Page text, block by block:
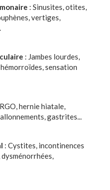
: Sinusites, otites,
vertiges,
: Jambes lourdes,
sensation
hernie hiatale,
gastrites...
: Cystites, incontinences